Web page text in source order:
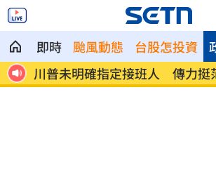
即時 颱風動態 台股怎投資
補
川普未明確指定接班人 傳力挺
2028